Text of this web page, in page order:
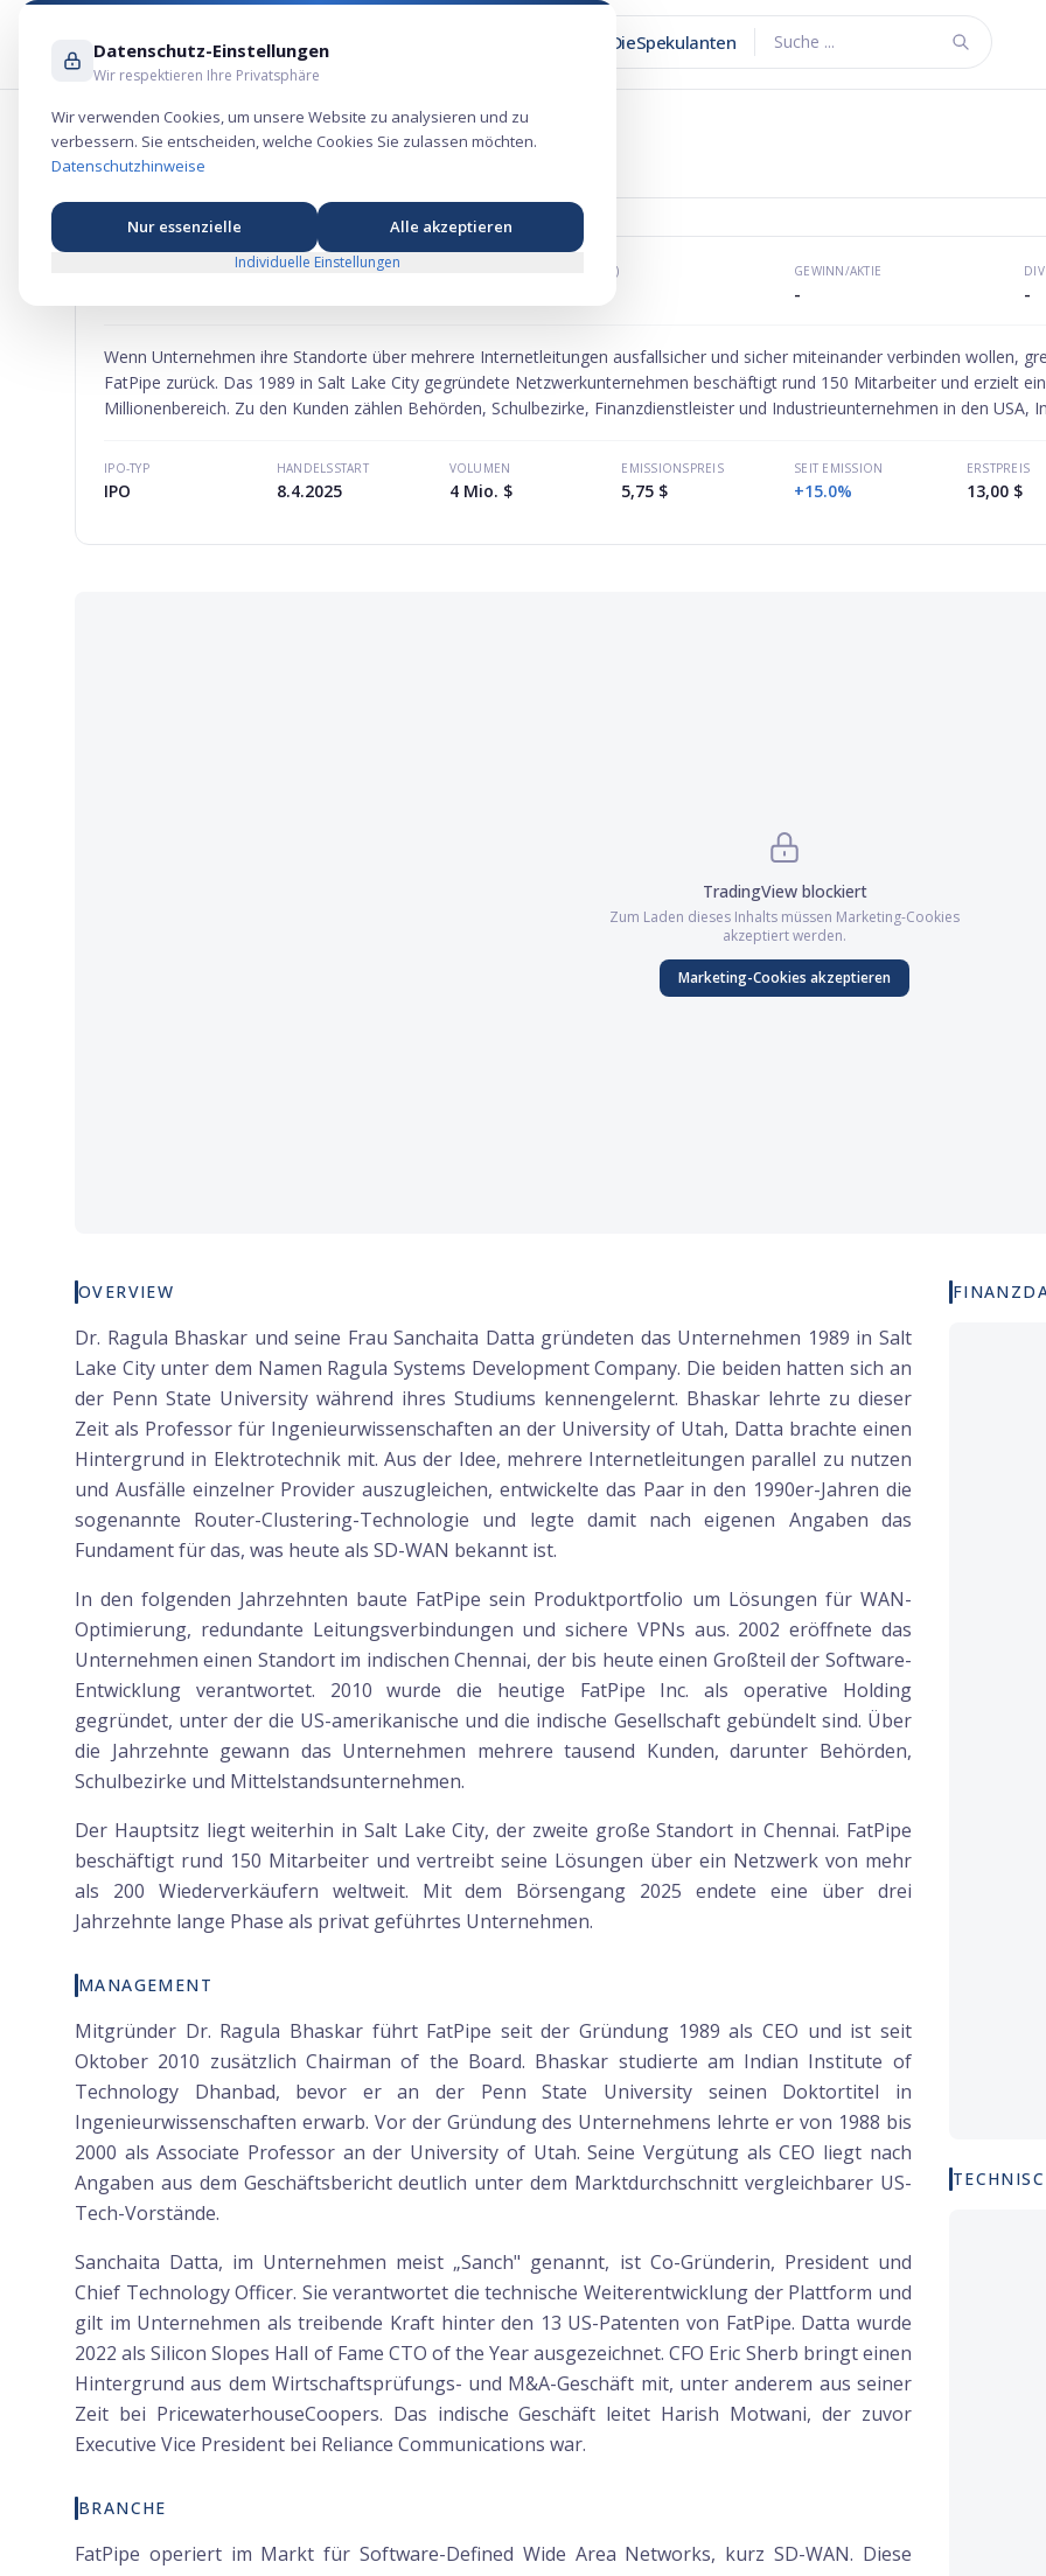
DieSpekulanten Suche ...
FatPipe Aktie – Technologie-Börsengang 2025
MARKTKAPITALISIERUNG KGV (P/E) GEWINN/AKTIE
- -
Wenn Unternehmen ihre Standorte über mehrere Internetleitungen ausfallsicher und sicher miteinander verbinden wollen,
FatPipe zurück. Das 1989 in Salt Lake City gegründete Netzwerkunternehmen beschäftigt rund 150 Mitarbeiter und erzielt
Millionenbereich. Zu den Kunden zählen Behörden, Schulbezirke, Finanzdienstleister und Industrieunternehmen in den
IPO-TYP
IPO
HANDELSSTART
8.4.2025
VOLUMEN
4 Mio. $
EMISSIONSPREIS
5,75 $
SEIT EMISSION
+15.0%
ERSTPREIS
13,00 $
TradingViewblockiert
Zum Laden dieses Inhalts müssen Marketing-Cookies
akzeptiert werden.
Marketing-Cookies akzeptieren
OVERVIEW
Dr. Ragula Bhaskar und seine Frau Sanchaita Datta gründeten das Unternehmen 1989 in Salt
Lake City unter dem Namen Ragula Systems Development Company. Die beiden hatten sich an
der Penn State University während ihres Studiums kennengelernt. Bhaskar lehrte zu dieser
Zeit als Professor für Ingenieurwissenschaften an der University of Utah, Datta brachte einen
Hintergrund in Elektrotechnik mit. Aus der Idee, mehrere Internetleitungen parallel zu nutzen
und Ausfälle einzelner Provider auszugleichen, entwickelte das Paar in den 1990er-Jahren die
sogenannte Router-Clustering-Technologie und legte damit nach eigenen Angaben das
Fundament für das, was heute als SD-WAN bekannt ist.
In den folgenden Jahrzehnten baute FatPipe sein Produktportfolio um Lösungen für WAN-
Optimierung, redundante Leitungsverbindungen und sichere VPNs aus. 2002 eröffnete das
Unternehmen einen Standort im indischen Chennai, der bis heute einen Großteil der Software-
Entwicklung verantwortet. 2010 wurde die heutige FatPipe Inc. als operative Holding
gegründet, unter der die US-amerikanische und die indische Gesellschaft gebündelt sind. Über
die Jahrzehnte gewann das Unternehmen mehrere tausend Kunden, darunter Behörden,
Schulbezirke und Mittelstandsunternehmen.
Der Hauptsitz liegt weiterhin in Salt Lake City, der zweite große Standort in Chennai. FatPipe
beschäftigt rund 150 Mitarbeiter und vertreibt seine Lösungen über ein Netzwerk von mehr
als 200 Wiederverkäufern weltweit. Mit dem Börsengang 2025 endete eine über drei
Jahrzehnte lange Phase als privat geführtes Unternehmen.
MANAGEMENT
Mitgründer Dr. Ragula Bhaskar führt FatPipe seit der Gründung 1989 als CEO und ist seit
Oktober 2010 zusätzlich Chairman of the Board. Bhaskar studierte am Indian Institute of
Technology Dhanbad, bevor er an der Penn State University seinen Doktortitel in
Ingenieurwissenschaften erwarb. Vor der Gründung des Unternehmens lehrte er von 1988 bis
2000 als Associate Professor an der University of Utah. Seine Vergütung als CEO liegt nach
Angaben aus dem Geschäftsbericht deutlich unter dem Marktdurchschnitt vergleichbarer US-
Tech-Vorstände.
Sanchaita Datta, im Unternehmen meist „Sanch" genannt, ist Co-Gründerin, President und
Chief Technology Officer. Sie verantwortet die technische Weiterentwicklung der Plattform und
gilt im Unternehmen als treibende Kraft hinter den 13 US-Patenten von FatPipe. Datta wurde
2022 als Silicon Slopes Hall of Fame CTO of the Year ausgezeichnet. CFO Eric Sherb bringt einen
Hintergrund aus dem Wirtschaftsprüfungs- und M&A-Geschäft mit, unter anderem aus seiner
Zeit bei PricewaterhouseCoopers. Das indische Geschäft leitet Harish Motwani, der zuvor
Executive Vice President bei Reliance Communications war.
BRANCHE
FatPipe operiert im Markt für Software-Defined Wide Area Networks, kurz SD-WAN. Diese
Datenschutz-Einstellungen
Wir respektieren Ihre Privatsphäre
Wir verwenden Cookies, um unsere Website zu analysieren und zu
verbessern. Sie entscheiden, welche Cookies Sie zulassen möchten.
Datenschutzhinweise
Nur essenzielle Alle akzeptieren
Individuelle Einstellungen